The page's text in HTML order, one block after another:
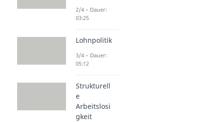
2/4 – Dauer:
03:25
Lohnpolitik
3/4 – Dauer:
05:12
Strukturell
e
Arbeitslosi
gkeit